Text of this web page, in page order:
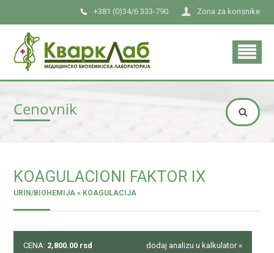
Zona za korisnike
+381 (0)34/6 333-790
Cenovnik
KOAGULACIONI FAKTOR IX
URIN/BIOHEMIJA » KOAGULACIJA
CENA: 2,800.00 rsd dodaj analizu u kalkulator »